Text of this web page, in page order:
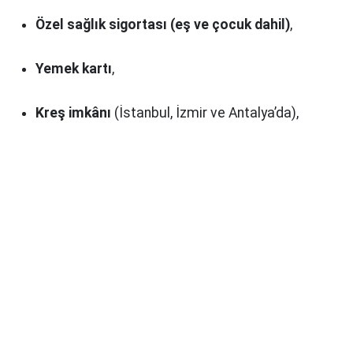
Özel sağlık sigortası (eş ve çocuk dahil),
Yemek kartı,
Kreş imkânı (İstanbul, İzmir ve Antalya’da),